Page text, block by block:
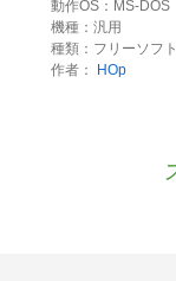
動作OS：MS-DOS
機種：汎用
種類：フリーソフト
作者：
HOp